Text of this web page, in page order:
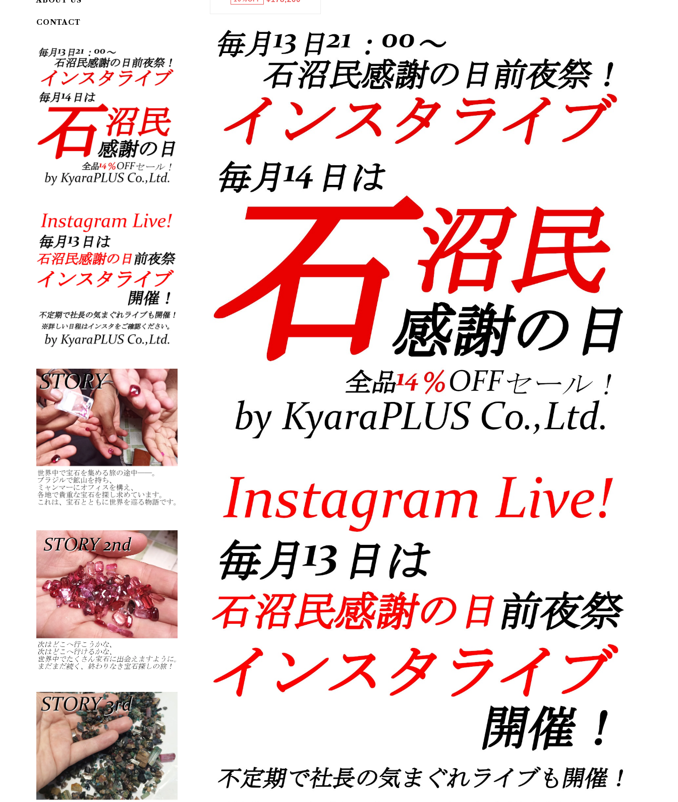
CONTACT